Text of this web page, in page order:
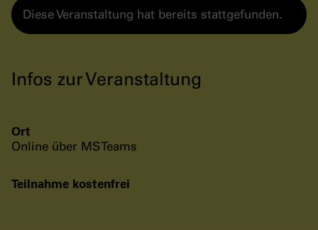
Diese Veranstaltung hat bereits stattgefunden.
Infos zur Veranstaltung
Ort
Online über MS Teams
Teilnahme kostenfrei